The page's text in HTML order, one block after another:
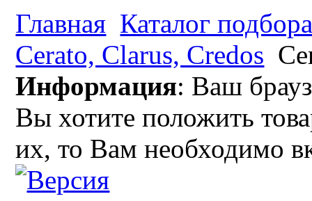
Главная Каталог
Cerato, Clarus, Credos
Информация: Ваш
Вы хотите положить
их, то Вам необходимо